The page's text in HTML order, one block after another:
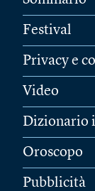
Festival
Privacy e
Video
Dizionario
Oroscopo
Pubblicità